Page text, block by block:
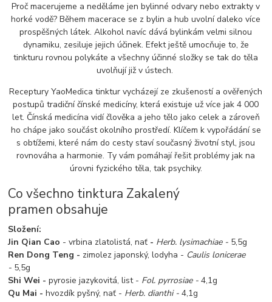
Proč macerujeme a neděláme jen bylinné odvary nebo extrakty v
horké vodě? Během macerace se z bylin a hub uvolní daleko více
prospěšných látek. Alkohol navíc dává bylinkám velmi silnou
dynamiku, zesiluje jejich účinek. Efekt ještě umocňuje to, že
tinkturu rovnou polykáte a všechny účinné složky se tak do těla
uvolňují již v ústech.
Receptury YaoMedica tinktur vycházejí ze zkušeností a ověřených
postupů tradiční čínské medicíny, která existuje už více jak 4 000
let. Čínská medicína vidí člověka a jeho tělo jako celek a zároveň
ho chápe jako součást okolního prostředí. Klíčem k vypořádání se
s obtížemi, které nám do cesty staví současný životní styl, jsou
rovnováha a harmonie. Ty vám pomáhají řešit problémy jak na
úrovni fyzického těla, tak psychiky.
Co všechno tinktura Zakalený
pramen obsahuje
Složení:
Jin Qian Cao - vrbina zlatolistá, nať - Herb. lysimachiae - 5,5g
Ren Dong Teng - zimolez japonský, lodyha - Caulis lonicerae
- 5,5g
Shi Wei -pyrosie jazykovitá, list - Fol. pyrrosiae -4,1g
Qu Mai -hvozdík pyšný, nať - Herb. dianthi -4,1g